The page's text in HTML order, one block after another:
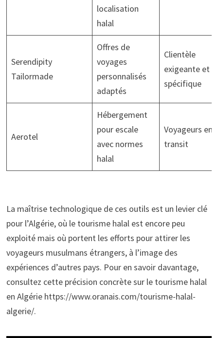
localisation
halal
Serendipity
Tailormade
Offres de
voyages
personnalisés
adaptés
Clientèle
exigeante et
spécifique
Aerotel
Hébergement
pour escale
avec normes
halal
Voyageurs en
transit
La maîtrise technologique de ces outils est un levier clé
pour l’Algérie, où le tourisme halal est encore peu
exploité mais où portent les efforts pour attirer les
voyageurs musulmans étrangers, à l’image des
expériences d’autres pays. Pour en savoir davantage,
consultez cette précision concrète sur le tourisme halal
en Algérie https://www.oranais.com/tourisme-halal-
algerie/.